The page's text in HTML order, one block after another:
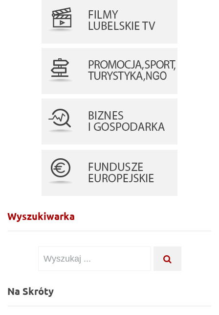
Wyszukiwarka
Wyszukiwanie dla:
Na Skróty